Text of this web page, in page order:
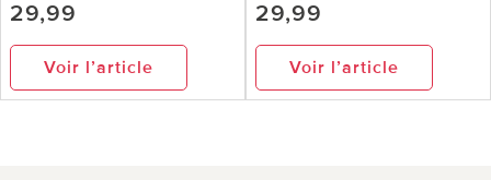
29,99
Voir l’article
29,99
Voir l’article